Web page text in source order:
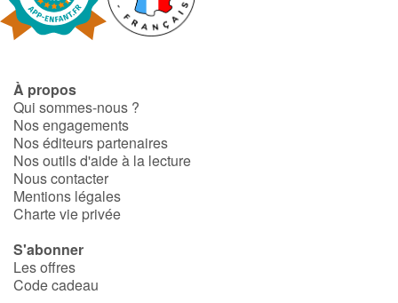
Fable, mythe, littérature et poésie
Ogres, monstres et sorcières
Héroïnes et héros
Écologie, nature, saisons
Les animaux
Voyage, épopée, enquête, aventure
À propos
Qui sommes-nous ?
Nos engagements
Nos éditeurs partenaires
Nos outils d'aide à la lecture
Nous contacter
Mentions légales
Charte vie privée
S'abonner
Les offres
Code cadeau